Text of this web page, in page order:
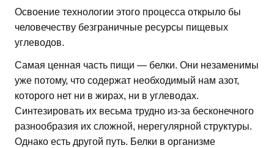
Освоение технологии этого процесса открыло бы
человечеству безграничные ресурсы пищевых
углеводов.
Самая ценная часть пищи — белки. Они незаменимы
уже потому, что содержат необходимый нам азот,
которого нет ни в жирах, ни в углеводах.
Синтезировать их весьма трудно из-за бесконечного
разнообразия их сложной, нерегулярной структуры.
Однако есть другой путь. Белки в организме